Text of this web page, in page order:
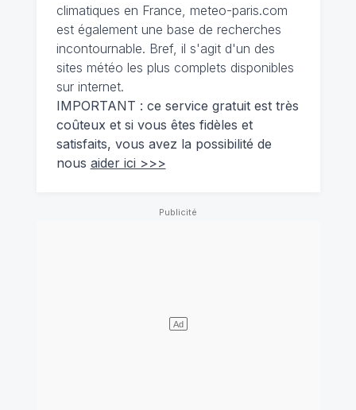
climatiques en France, meteo-paris.com
est également une base de recherches
incontournable. Bref, il s'agit d'un des
sites météo les plus complets disponibles
sur internet.
IMPORTANT : ce service gratuit est très
coûteux et si vous êtes fidèles et
satisfaits, vous avez la possibilité de
nous aider ici >>>